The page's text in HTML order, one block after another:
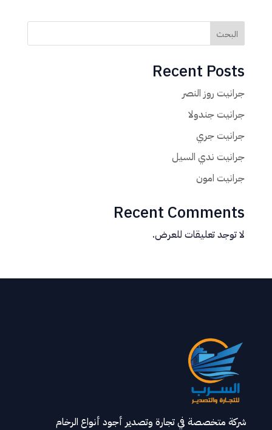
البحث
Recent Posts
جرانيت روز النصر
جرانيت جندولا
جرانيت جري
جرانيت ندي السيل
جرانيت امون
Recent Comments
لا توجد تعليقات للعرض.
شركة متخصصة في تجارة وتصدير أجود أنواع الرخام